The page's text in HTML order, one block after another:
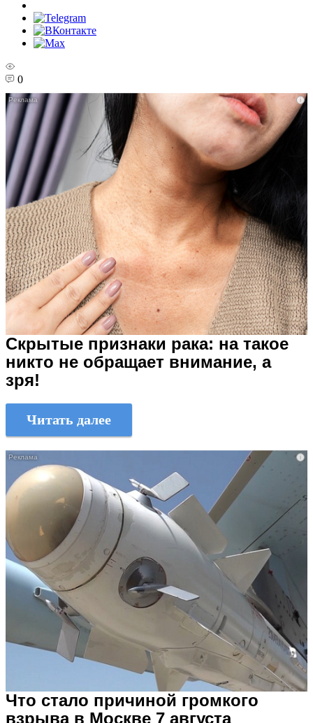
0
i
Скрытые признаки рака: на такое
никто не обращает внимание, а
зря!
Читать далее
i
Что стало причиной громкого
взрыва в Москве 7 августа